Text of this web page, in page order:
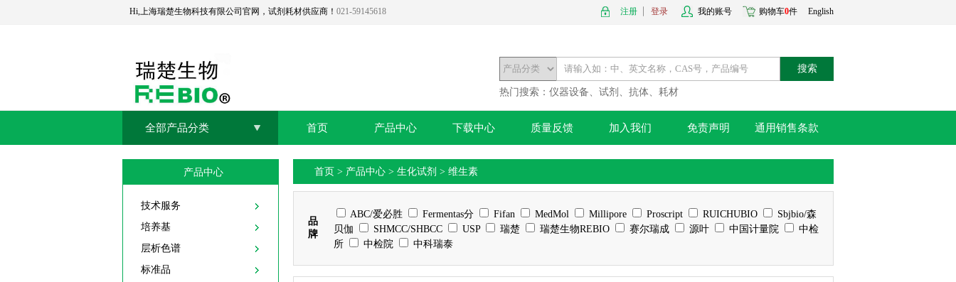
Hi,上海瑞楚生物科技有限公司官网，试剂耗材供应商！ 021-59145618 注册 登录 我的账号 购物车0件 English
搜索
热门搜索： 仪器设备、试剂、抗体、耗材
全部产品分类 首页 产品中心 下载中心 质量反馈 加入我们 免责声明 通用销售条款
产品中心
技术服务
培养基
层析色谱
标准品
首页 > 产品中心 > 生化试剂 > 维生素
品
牌
ABC/爱必胜 Fermentas分 Fifan MedMol Millipore Proscript RUICHUBIO
Sbjbio/森
贝伽
SHMCC/SHBCC USP 瑞楚 瑞楚生物REBIO 赛尔瑞成 源叶 中国计量院
中检
所
中检院 中科瑞泰